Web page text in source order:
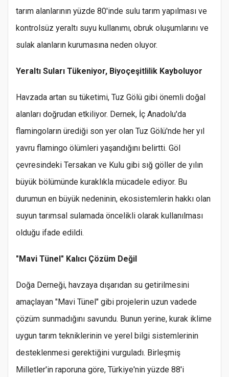
tarım alanlarının yüzde 80'inde sulu tarım yapılması ve
kontrolsüz yeraltı suyu kullanımı, obruk oluşumlarını ve
sulak alanların kurumasına neden oluyor.
Yeraltı Suları Tükeniyor, Biyoçeşitlilik Kayboluyor
Havzada artan su tüketimi, Tuz Gölü gibi önemli doğal
alanları doğrudan etkiliyor. Dernek, İç Anadolu'da
flamingoların ürediği son yer olan Tuz Gölü'nde her yıl
yavru flamingo ölümleri yaşandığını belirtti. Göl
çevresindeki Tersakan ve Kulu gibi sığ göller de yılın
büyük bölümünde kuraklıkla mücadele ediyor. Bu
durumun en büyük nedeninin, ekosistemlerin hakkı olan
suyun tarımsal sulamada öncelikli olarak kullanılması
olduğu ifade edildi.
"Mavi Tünel" Kalıcı Çözüm Değil
Doğa Derneği, havzaya dışarıdan su getirilmesini
amaçlayan "Mavi Tünel" gibi projelerin uzun vadede
çözüm sunmadığını savundu. Bunun yerine, kurak iklime
uygun tarım tekniklerinin ve yerel bilgi sistemlerinin
desteklenmesi gerektiğini vurguladı. Birleşmiş
Milletler'in raporuna göre, Türkiye'nin yüzde 88'i